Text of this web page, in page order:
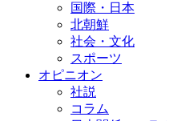
国際・日本
北朝鮮
社会・文化
スポーツ
オピニオン
社説
コラム